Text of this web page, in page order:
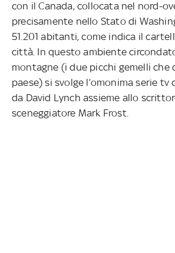
con il Canada, collocata nel nord-
precisamente nello Stato di
51.201 abitanti, come indica il
città. In questo ambiente
montagne (i due picchi gemelli che
paese) si svolge l’omonima serie tv
da David Lynch assieme allo
sceneggiatore Mark Frost.